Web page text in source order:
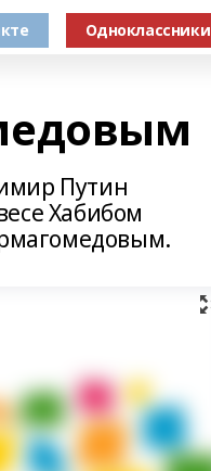
Одноклассники
Путин
Хабибом